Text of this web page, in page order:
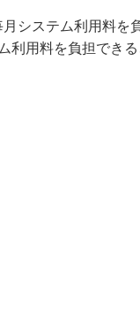
システム利用料を
用料を負担でき